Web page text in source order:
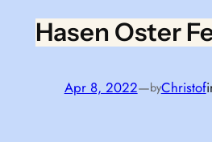
Hasen Oster
Apr 8, 2022—byChristof